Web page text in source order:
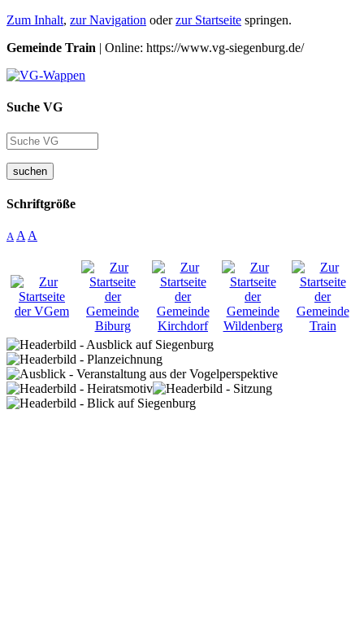
Zum Inhalt, zur Navigation oderzur Startseite springen.
Gemeinde Train | Online: https://www.vg-siegenburg.de/
Suche VG
suchen
Schriftgröße
A A A